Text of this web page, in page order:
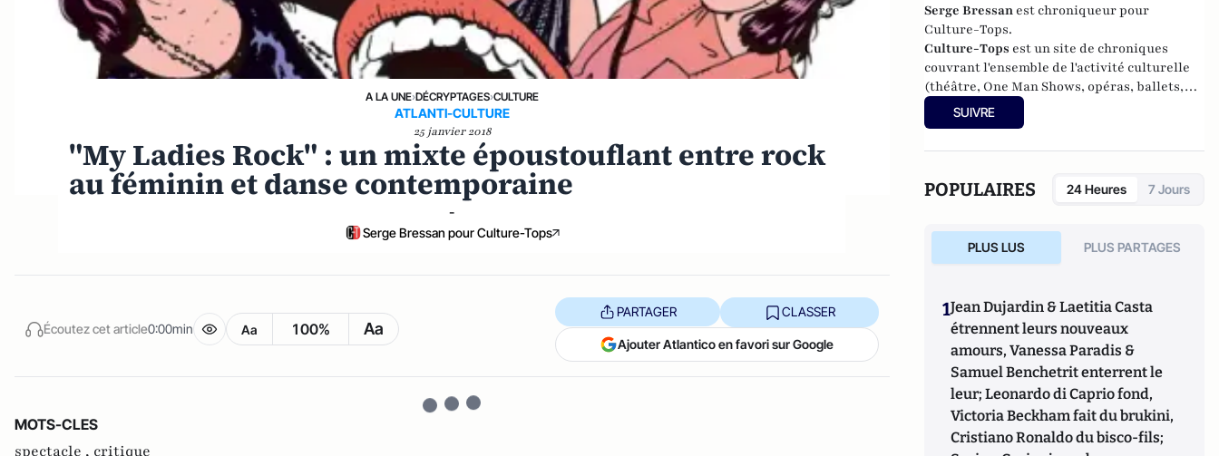
A LA UNE›DÉCRYPTAGES›CULTURE
ATLANTI-CULTURE
25 janvier 2018
"My Ladies Rock" : un mixte époustouflant entre rock
au féminin et danse contemporaine
-
Serge Bressan pour Culture-Tops
Écoutez cet article0:00min Aa 100% Aa
PARTAGER CLASSER
Ajouter Atlantico en favori sur Google
MOTS-CLES
spectacle , critique
Serge Bressan est chroniqueur pour
Culture-Tops.
Culture-Tops est un site de chroniques
couvrant l'ensemble de l'activité culturelle
(théâtre, One Man Shows, opéras, ballets,
spectacles divers, cinéma, expos, livres,
etc.).
SUIVRE
POPULAIRES 24 Heures 7 Jours
PLUS LUS PLUS PARTAGES
1Jean Dujardin & Laetitia Casta
étrennent leurs nouveaux
amours, Vanessa Paradis &
Samuel Benchetrit enterrent le
leur; Leonardo di Caprio fond,
Victoria Beckham fait du brukini,
Cristiano Ronaldo du bisco-fils;